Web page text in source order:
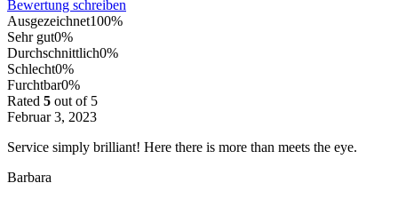
Bewertung schreiben
Ausgezeichnet100%
Sehr gut0%
Durchschnittlich0%
Schlecht0%
Furchtbar0%
Rated 5 out of 5
Februar 3, 2023
Service simply brilliant! Here there is more than meets the eye.
Barbara